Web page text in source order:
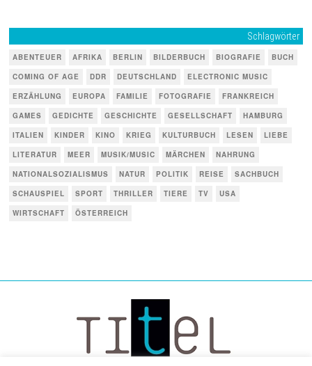
Schlagwörter
ABENTEUER AFRIKA BERLIN BILDERBUCH BIOGRAFIE
BUCH
COMING OF AGE
DDR DEUTSCHLAND
ELECTRONIC MUSIC
ERZÄHLUNG
EUROPA FAMILIE FOTOGRAFIE
FRANKREICH
GAMES
GEDICHTE GESCHICHTE GESELLSCHAFT
HAMBURG
ITALIEN
KINDER KINO KRIEG KULTURBUCH LESEN
LIEBE
LITERATUR
MEER MUSIK/MUSIC MÄRCHEN
NAHRUNG
NATIONALSOZIALISMUS
NATUR POLITIK REISE
SACHBUCH
SCHAUSPIEL
SPORT THRILLER TIERE TV
USA
WIRTSCHAFT
ÖSTERREICH